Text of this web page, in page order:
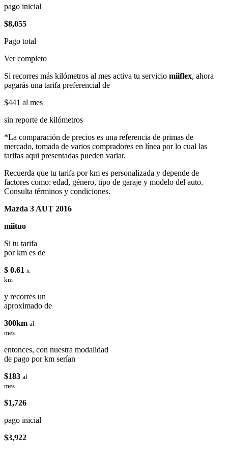
pago inicial
$8,055
Pago total
Ver completo
Si recorres más kilómetros al mes activa tu servicio miiflex, ahora
pagarás una tarifa preferencial de
$441 al mes
sin reporte de kilómetros
*La comparación de precios es una referencia de primas de
mercado, tomada de varios compradores en línea por lo cual las
tarifas aqui presentadas pueden variar.
Recuerda que tu tarifa por km es personalizada y depende de
factores como: edad, género, tipo de garaje y modelo del auto.
Consulta términos y condiciones.
Mazda 3 AUT 2016
miituo
Si tu tarifa
por km es de
$ 0.61 x
km
y recorres un
aproximado de
300km al
mes
entonces, con nuestra modalidad
de pago por km serían
$183 al
mes
$1,726
pago inicial
$3,922